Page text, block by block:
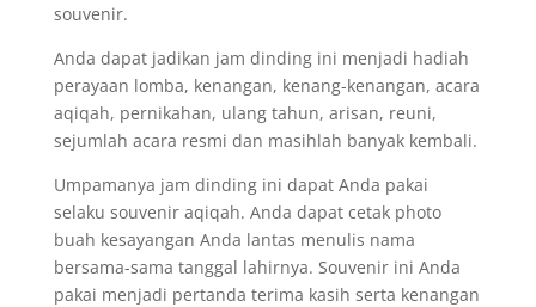
souvenir.
Anda dapat jadikan jam dinding ini menjadi hadiah
perayaan lomba, kenangan, kenang-kenangan, acara
aqiqah, pernikahan, ulang tahun, arisan, reuni,
sejumlah acara resmi dan masihlah banyak kembali.
Umpamanya jam dinding ini dapat Anda pakai
selaku souvenir aqiqah. Anda dapat cetak photo
buah kesayangan Anda lantas menulis nama
bersama-sama tanggal lahirnya. Souvenir ini Anda
pakai menjadi pertanda terima kasih serta kenangan